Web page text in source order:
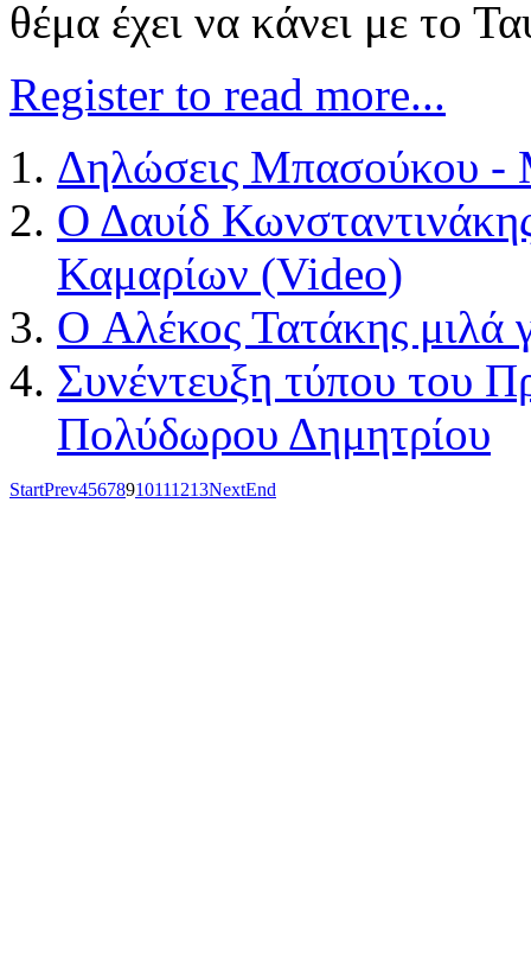
θέμα έχει να κάνει με το
Register to read more...
Δηλώσεις Μπασούκου -
Ο Δαυίδ
Καμαρίων (Video)
O Αλέκος Τατάκης
Συνέντευξη τύπου του
Πολύδωρου Δημητρίου
StartPrev45678910111213NextEnd